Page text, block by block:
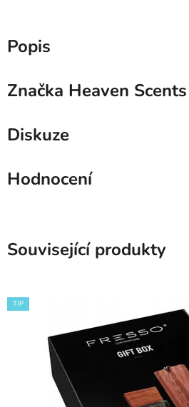
Popis
Značka Heaven Scents
Diskuze
Hodnocení
Související produkty
TIP